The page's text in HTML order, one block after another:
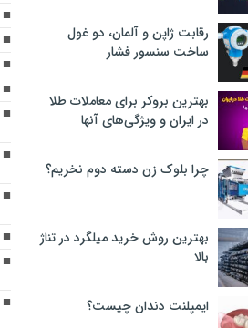
رقابت ژاپن و آلمان، دو غول
ساخت سنسور فشار
بهترین بروکر برای معاملات طلا
در ایران و ویژگی‌های آنها
چرا بلوک زن دسته دوم نخریم؟
بهترین روش خرید میلگرد در تناژ
بالا
ایمپلنت دندان چیست؟